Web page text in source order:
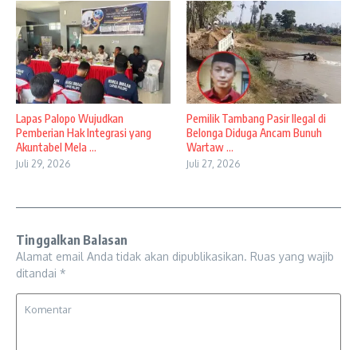
Lapas Palopo Wujudkan
Pemberian Hak Integrasi yang
Akuntabel Mela ...
Juli 29, 2026
Pemilik Tambang Pasir Ilegal di
Belonga Diduga Ancam Bunuh
Wartaw ...
Juli 27, 2026
Tinggalkan Balasan
Alamat email Anda tidak akan dipublikasikan. Ruas yang wajib
ditandai *